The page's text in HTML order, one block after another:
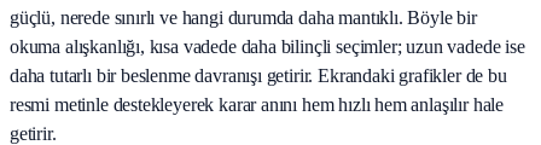
güçlü, nerede sınırlı ve hangi durumda daha mantıklı. Böyle bir
okuma alışkanlığı, kısa vadede daha bilinçli seçimler; uzun vadede ise
daha tutarlı bir beslenme davranışı getirir. Ekrandaki grafikler de bu
resmi metinle destekleyerek karar anını hem hızlı hem anlaşılır hale
getirir.